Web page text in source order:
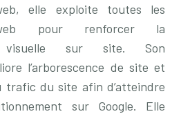
elle exploite toutes les
web pour renforcer la
visuelle sur site. Son
l’arborescence de site et
trafic du site afin d’atteindre
sur Google. Elle